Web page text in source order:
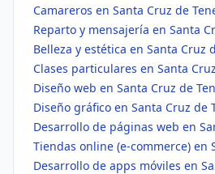
Camareros en Santa Cruz de
Reparto y mensajería en Santa
Belleza y estética en Santa Cruz
Clases particulares en Santa
Diseño web en Santa Cruz de
Diseño gráfico en Santa Cruz de
Desarrollo de páginas web en
Desarrollo de apps móviles en